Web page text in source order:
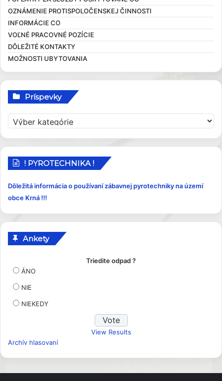
Zasadnutia OcZ
Overovanie dokumentov
Sťažnosti a žiadosti
Sociálna pomoc
Elektronické služby
Ekonomické dokumenty
Rozpočet obce
Rozvojové dokumenty
Smernice
OZNÁMENIE PROTISPOLOČENSKEJ ČINNOSTI
INFORMÁCIE CO
VOĽNÉ PRACOVNÉ POZÍCIE
DÔLEŽITÉ KONTAKTY
MOŽNOSTI UBYTOVANIA
Príspevky
r
í
e
y
! PYROTECHNIKA !
Dôležitá informácia o používaní zábavnej pyrotechniky na území
obce Krná !!!
Ankety
Triedite odpad ?
ÁNO
NIE
NIEKEDY
View Results
Archív hlasovaní